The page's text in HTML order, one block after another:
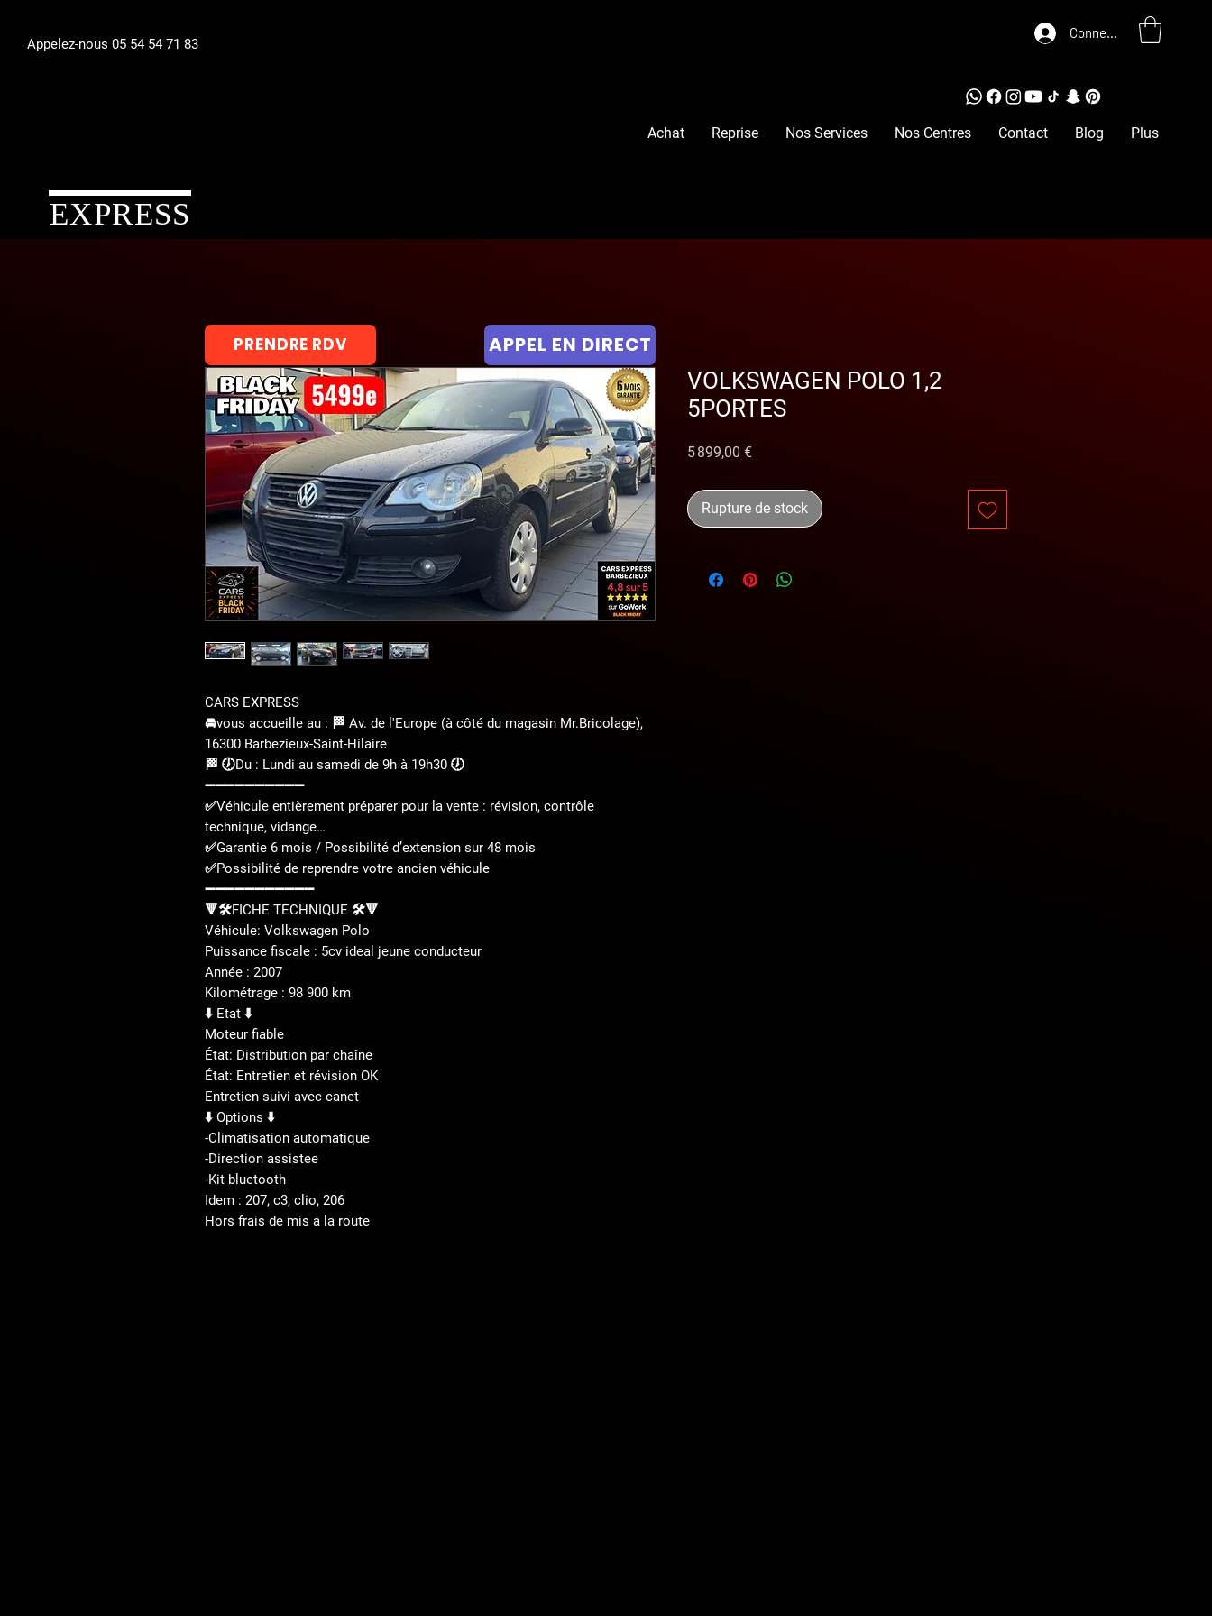
Appelez-nous 05 54 54 71 83
Connexion
EXPRESS
Achat Reprise Nos Services Nos Centres Contact Blog Plus
CARS EXPRESS
🚘vous accueille au : 🏁 Av. de l'Europe (à côté du magasin Mr.Bricolage),
16300 Barbezieux-Saint-Hilaire
🏁 🕖Du : Lundi au samedi de 9h à 19h30 🕖
➖➖➖➖➖➖➖➖➖➖
✅Véhicule entièrement préparer pour la vente : révision, contrôle
technique, vidange…
✅Garantie 6 mois / Possibilité d’extension sur 48 mois
✅Possibilité de reprendre votre ancien véhicule
➖➖➖➖➖➖➖➖➖➖➖
🔻🛠️FICHE TECHNIQUE 🛠️🔻
Véhicule: Volkswagen Polo
Puissance fiscale : 5cv ideal jeune conducteur
Année : 2007
Kilométrage : 98 900 km
⬇️ Etat ⬇️
Moteur fiable
État: Distribution par chaîne
État: Entretien et révision OK
Entretien suivi avec canet
⬇️ Options ⬇️
-Climatisation automatique
-Direction assistee
-Kit bluetooth
Idem : 207, c3, clio, 206
Hors frais de mis a la route
VOLKSWAGEN POLO 1,2
5PORTES
5 899,00 €Prix
Rupture de stock
PRENDRE RDV APPEL EN DIRECT